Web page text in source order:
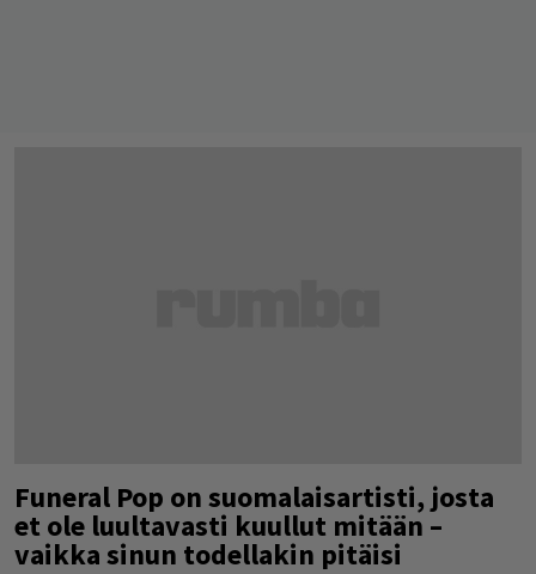
Funeral Pop on suomalaisartisti, josta
et ole luultavasti kuullut mitään –
vaikka sinun todellakin pitäisi